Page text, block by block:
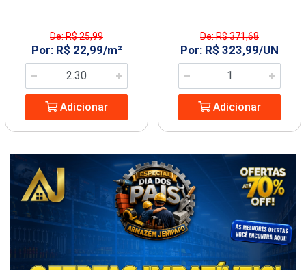
De: R$ 25,99
Por: R$ 22,99/m²
Adicionar
De: R$ 371,68
Por: R$ 323,99/UN
Adicionar